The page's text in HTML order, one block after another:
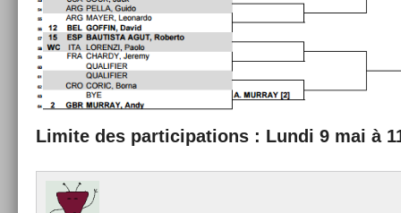
Li­mite des par­ticipa­tions : Lundi 9 mai à